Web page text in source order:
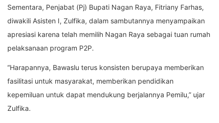
Sementara, Penjabat (Pj) Bupati Nagan Raya, Fitriany Farhas,
diwakili Asisten I, Zulfika, dalam sambutannya menyampaikan
apresiasi karena telah memilih Nagan Raya sebagai tuan rumah
pelaksanaan program P2P.
“Harapannya, Bawaslu terus konsisten berupaya memberikan
fasilitasi untuk masyarakat, memberikan pendidikan
kepemiluan untuk dapat mendukung berjalannya Pemilu,” ujar
Zulfika.